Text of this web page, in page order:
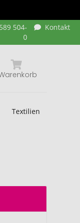
504-
0
Kontakt
Textilien